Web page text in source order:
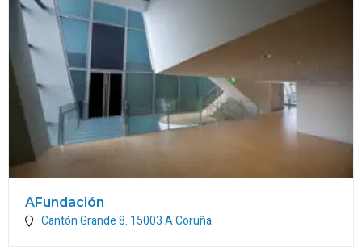
AFundación
Cantón Grande 8. 15003A Coruña